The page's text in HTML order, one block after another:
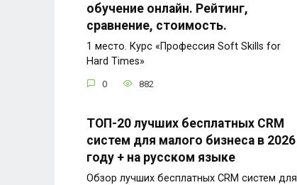
обучение онлайн. Рейтинг,
сравнение, стоимость.
1 место. Курс «Профессия Soft Skills for
Hard Times»
0 882
ТОП-20 лучших бесплатных CRM
систем для малого бизнеса в 2026
году + на русском языке
Обзор лучших бесплатных CRM систем для